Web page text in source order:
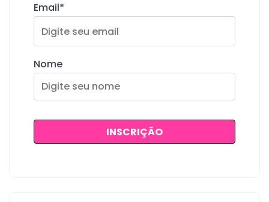
Email*
Nome